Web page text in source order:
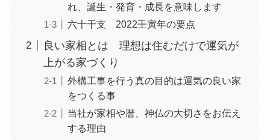
れ、誕生・発育・成長を意味します
六十干支 2022壬寅年の要点
良い家相とは 理想は住むだけで運気が
上がる家づくり
外構工事を行う真の目的は運気の良い家
をつくる事
当社が家相や暦、神仏の大切さをお伝え
する理由